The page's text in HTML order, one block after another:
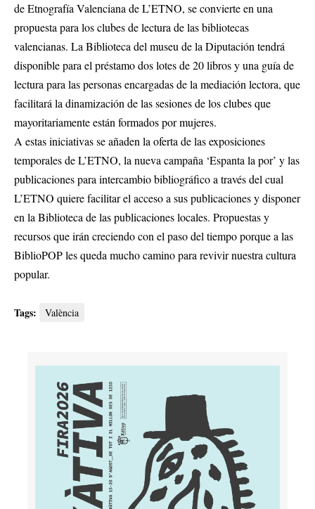
de Etnografía Valenciana de L’ETNO, se convierte en una
propuesta para los clubes de lectura de las bibliotecas
valencianas. La Biblioteca del museu de la Diputación tendrá
disponible para el préstamo dos lotes de 20 libros y una guía de
lectura para las personas encargadas de la mediación lectora, que
facilitará la dinamización de las sesiones de los clubes que
mayoritariamente están formados por mujeres.
A estas iniciativas se añaden la oferta de las exposiciones
temporales de L’ETNO, la nueva campaña ‘Espanta la por’ y las
publicaciones para intercambio bibliográfico a través del cual
L’ETNO quiere facilitar el acceso a sus publicaciones y disponer
en la Biblioteca de las publicaciones locales. Propuestas y
recursos que irán creciendo con el paso del tiempo porque a las
BiblioPOP les queda mucho camino para revivir nuestra cultura
popular.
Tags: València